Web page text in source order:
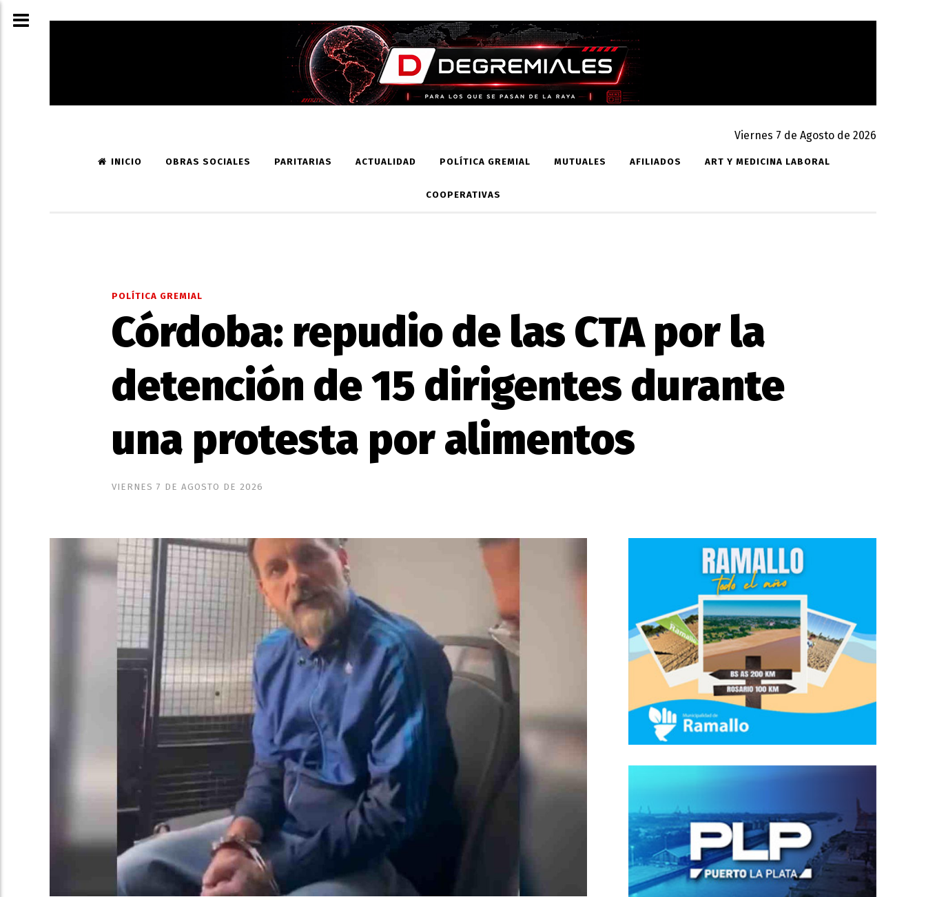
Viernes 7 de Agosto de 2026
INICIO OBRAS SOCIALES PARITARIAS ACTUALIDAD POLÍTICA GREMIAL MUTUALES AFILIADOS ART Y MEDICINA LABORAL
COOPERATIVAS
Córdoba: repudio de las CTA por la
detención de 15 dirigentes durante
una protesta por alimentos
POLÍTICA GREMIAL
VIERNES 7 DE AGOSTO DE 2026